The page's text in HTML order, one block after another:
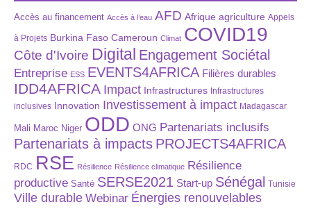
Accès au financement Accès à l’eau AFD Afrique agriculture Appels
à Projets Burkina Faso Cameroun Climat COVID19
Côte d'Ivoire Digital Engagement Sociétal
Entreprise ESS EVENTS4AFRICA Filières durables
IDD4AFRICA Impact Infrastructures Infrastructures
inclusives Innovation Investissement à impact Madagascar
Mali Maroc Niger ODD ONG Partenariats inclusifs
Partenariats à impacts PROJECTS4AFRICA
RDC RSE Résilience Résilience climatique Résilience
productive Santé SERSE2021 Start-up Sénégal Tunisie
Ville durable Webinar Énergies renouvelables